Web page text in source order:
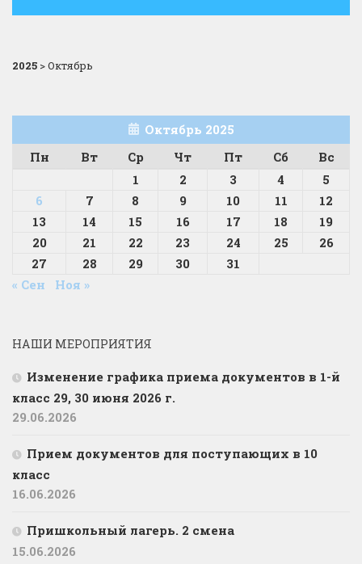
2025 >Октябрь
Октябрь 2025
Пн
Вт Ср Чт Пт Сб
Вс
1
2 3 4
5
6
7 8 9 10 11
12
13
14 15 16 17 18
19
20
21 22 23 24 25
26
27
28 29 30
31
« Сен
Ноя »
НАШИ МЕРОПРИЯТИЯ
Изменение графика приема документов в 1-й
класс 29, 30 июня 2026 г.
29.06.2026
Прием документов для поступающих в 10
класс
16.06.2026
Пришкольный лагерь. 2 смена
15.06.2026